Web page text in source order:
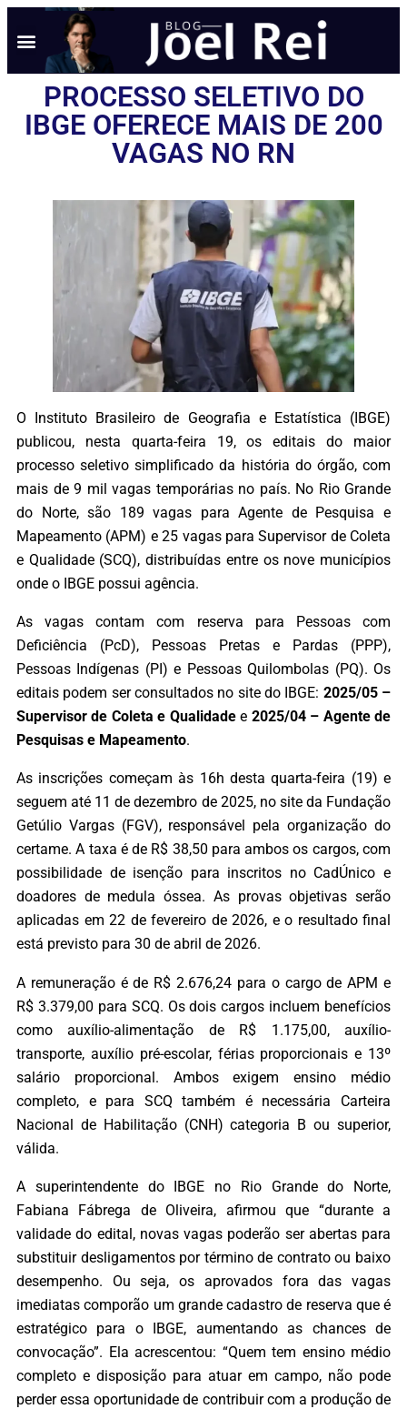
PROCESSO SELETIVO DO
IBGE OFERECE MAIS DE 200
VAGAS NO RN
O Instituto Brasileiro de Geografia e Estatística (IBGE)
publicou, nesta quarta-feira 19, os editais do maior
processo seletivo simplificado da história do órgão, com
mais de 9 mil vagas temporárias no país. No Rio Grande
do Norte, são 189 vagas para Agente de Pesquisa e
Mapeamento (APM) e 25 vagas para Supervisor de Coleta
e Qualidade (SCQ), distribuídas entre os nove municípios
onde o IBGE possui agência.
As vagas contam com reserva para Pessoas com
Deficiência (PcD), Pessoas Pretas e Pardas (PPP),
Pessoas Indígenas (PI) e Pessoas Quilombolas (PQ). Os
editais podem ser consultados no site do IBGE: 2025/05 –
Supervisor de Coleta e Qualidadee 2025/04 – Agente de
Pesquisas e Mapeamento.
As inscrições começam às 16h desta quarta-feira (19) e
seguem até 11 de dezembro de 2025, no site da Fundação
Getúlio Vargas (FGV), responsável pela organização do
certame. A taxa é de R$ 38,50 para ambos os cargos, com
possibilidade de isenção para inscritos no CadÚnico e
doadores de medula óssea. As provas objetivas serão
aplicadas em 22 de fevereiro de 2026, e o resultado final
está previsto para 30 de abril de 2026.
A remuneração é de R$ 2.676,24 para o cargo de APM e
R$ 3.379,00 para SCQ. Os dois cargos incluem benefícios
como auxílio-alimentação de R$ 1.175,00, auxílio-
transporte, auxílio pré-escolar, férias proporcionais e 13º
salário proporcional. Ambos exigem ensino médio
completo, e para SCQ também é necessária Carteira
Nacional de Habilitação (CNH) categoria B ou superior,
válida.
A superintendente do IBGE no Rio Grande do Norte,
Fabiana Fábrega de Oliveira, afirmou que “durante a
validade do edital, novas vagas poderão ser abertas para
substituir desligamentos por término de contrato ou baixo
desempenho. Ou seja, os aprovados fora das vagas
imediatas comporão um grande cadastro de reserva que é
estratégico para o IBGE, aumentando as chances de
convocação”. Ela acrescentou: “Quem tem ensino médio
completo e disposição para atuar em campo, não pode
perder essa oportunidade de contribuir com a produção de